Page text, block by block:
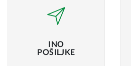
INO
POŠILJKE